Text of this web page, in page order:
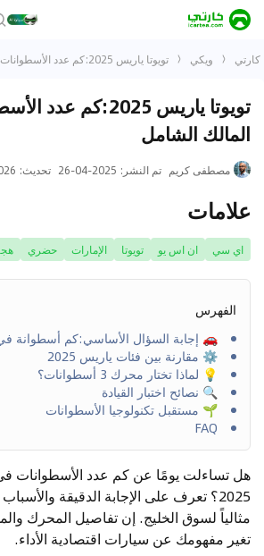
كارتي ويكي تويوتا ياريس 2025:كم عدد الأسطوانات؟ دليل المالك الشامل
تويوتا ياريس 2025:كم
المالك الشامل
مصطفى كريم تم النشر :
2025-04-26 تحديث:
07-31
علامات
اي سي ان اس يو تويوتا الإمارات حضري
الفهرس
🚗 إجابة السؤال الأساسي:كم أسطوانة
⚙ مقارنة بين فئات ياريس 2025
💡 لماذا تختار محرك 3 أسطوانات؟
🔍 نصائح اختبار القيادة
🌱 مستقبل تكنولوجيا الأسطوانات
FAQ
هل تساءلت يومًا عن كم عدد الأسطوانات في
2025؟ تعرف على الإجابة الدقيقة
مثالياً لسوق الخليج. إن تفاصيل المحرك
تغير مفهومك عن سيارات اقتصادية الأداء.